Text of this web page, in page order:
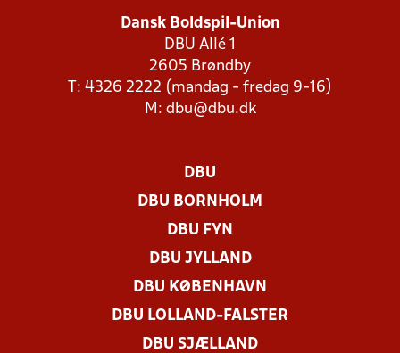
Dansk Boldspil-Union
DBU Allé 1
2605 Brøndby
T: 4326 2222 (mandag - fredag 9-16)
M: dbu@dbu.dk
DBU
DBU BORNHOLM
DBU FYN
DBU JYLLAND
DBU KØBENHAVN
DBU LOLLAND-FALSTER
DBU SJÆLLAND